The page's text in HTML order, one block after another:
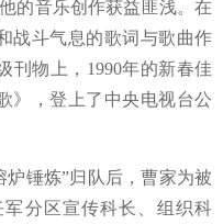
的音乐创作获益匪浅。在
战斗气息的歌词与歌曲作
刊物上， 1990年的新春佳
》，登上了中央电视台公
炉锤炼”归队后，曹家为被
分区宣传科长、组织科